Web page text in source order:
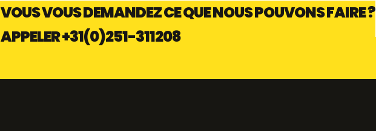
VOUS VOUS DEMANDEZ CE QUE NOUS POUVONS FAIRE ?
APPELER+31(0)251-311208